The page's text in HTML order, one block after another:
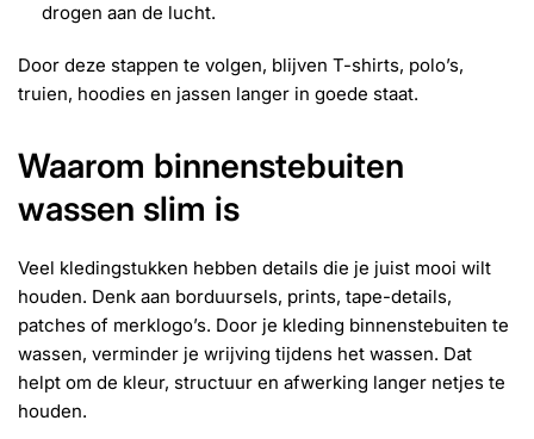
drogen aan de lucht.
Door deze stappen te volgen, blijven T-shirts, polo’s,
truien, hoodies en jassen langer in goede staat.
Waarom binnenstebuiten
wassen slim is
Veel kledingstukken hebben details die je juist mooi wilt
houden. Denk aan borduursels, prints, tape-details,
patches of merklogo’s. Door je kleding binnenstebuiten te
wassen, verminder je wrijving tijdens het wassen. Dat
helpt om de kleur, structuur en afwerking langer netjes te
houden.